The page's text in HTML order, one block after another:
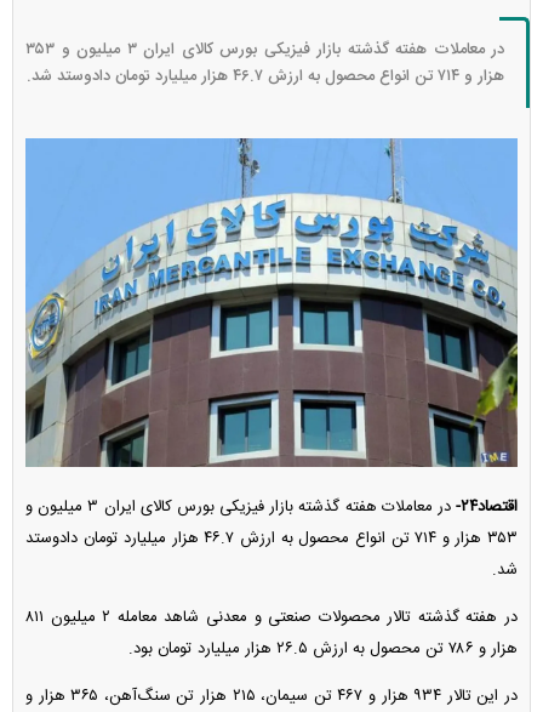
در معاملات هفته گذشته بازار فیزیکی بورس کالای ایران ۳ میلیون و ۳۵۳
هزار و ۷۱۴ تن انواع محصول به ارزش ۴۶.۷ هزار میلیارد تومان دادوستد شد.
اقتصاد۲۴-
در معاملات هفته گذشته بازار فیزیکی بورس کالای ایران ۳ میلیون و
۳۵۳ هزار و ۷۱۴ تن انواع محصول به ارزش ۴۶.۷ هزار میلیارد تومان دادوستد
شد.
در هفته گذشته تالار محصولات صنعتی و معدنی شاهد معامله ۲ میلیون ۸۱۱
هزار و ۷۸۶ تن محصول به ارزش ۲۶.۵ هزار میلیارد تومان بود.
در این تالار ۹۳۴ هزار و ۴۶۷ تن سیمان، ۲۱۵ هزار تن سنگ‌آهن، ۳۶۵ هزار و